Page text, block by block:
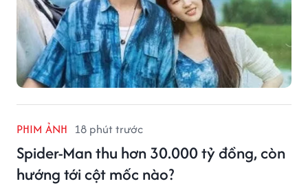
PHIM ẢNH 18 phút trước
Spider-Man thu hơn 30.000 tỷ đồng, còn
hướng tới cột mốc nào?